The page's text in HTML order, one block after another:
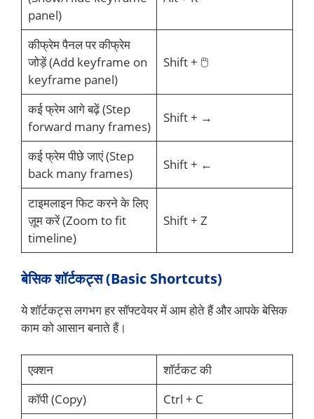
panel)
कीफ्रेम पैनल पर कीफ्रेम
जोड़ें (Add keyframe on
keyframe panel)
Shift + 🖱️
कई फ्रेम आगे बढ़ें (Step
forward many frames)
Shift + →
कई फ्रेम पीछे जाएं (Step
back many frames)
Shift + ←
टाइमलाइन फिट करने के लिए
ज़ूम करें (Zoom to fit
timeline)
Shift + Z
बेसिक शॉर्टकट्स (Basic Shortcuts)
ये शॉर्टकट्स लगभग हर सॉफ्टवेयर में आम होते हैं और आपके बेसिक
काम को आसान बनाते हैं।
एक्शन
शॉर्टकट की
कॉपी (Copy)
Ctrl + C